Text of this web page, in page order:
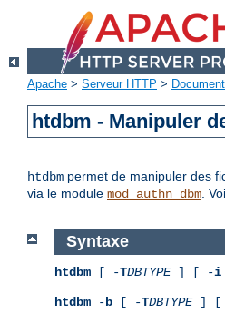
Apache > Serveur HTTP >
htdbm - Manipuler
htdbm permet de manipuler des
via le module mod_authn_dbm.
Syntaxe
htdbm [ -TDBTYPE] [ -i
htdbm -b [ -TDBTYPE] [